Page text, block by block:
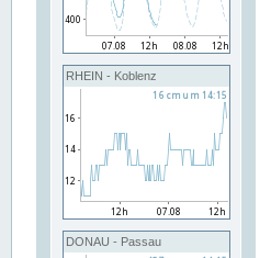
RHEIN - Koblenz
DONAU - Passau